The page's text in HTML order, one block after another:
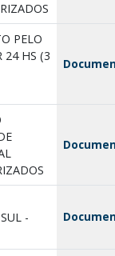
PELO
24 HS (3
-